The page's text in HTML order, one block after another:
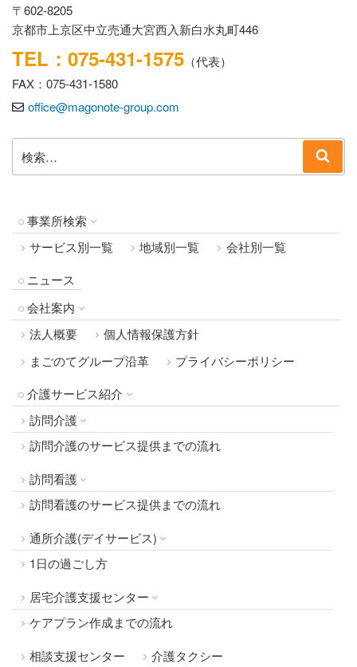
〒602-8205
京都市上京区中立売通大宮西入新白水丸町446
TEL：075-431-1575 （代表）
FAX：075-431-1580
office@magonote-group.com
索:
索
事業所検索
サービス別一覧
地域別一覧
会社別一覧
ニュース
会社案内
法人概要
個人情報保護方針
まごのてグループ沿革
プライバシーポリシー
介護サービス紹介
訪問介護
訪問介護のサービス提供までの流れ
訪問看護
訪問看護のサービス提供までの流れ
通所介護(デイサービス)
1日の過ごし方
居宅介護支援センター
ケアプラン作成までの流れ
相談支援センター
介護タクシー